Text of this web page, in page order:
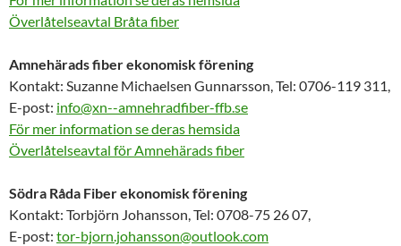
Överlåtelseavtal Bråta fiber
Amnehärads fiber ekonomisk förening
Kontakt: Suzanne Michaelsen Gunnarsson, Tel: 0706-119 311,
E-post: info@xn--amnehradfiber-ffb.se
För mer information se deras hemsida
Överlåtelseavtal för Amnehärads fiber
Södra Råda Fiber ekonomisk förening
Kontakt: Torbjörn Johansson, Tel: 0708-75 26 07,
E-post: tor-bjorn.johansson@outlook.com